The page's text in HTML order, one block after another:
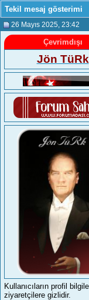
Tekil mesaj gösterimi
26 Mayıs 2025 , 23:42
Çevrimdışı
Jön TüRk
Kullanıcıların profil
ziyaretçilere gizlidir.